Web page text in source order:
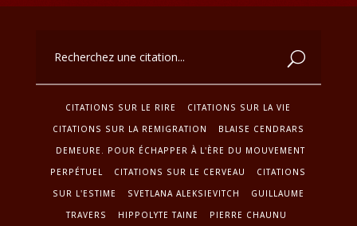
CITATIONS SUR LE RIRE
CITATIONS SUR LA VIE
CITATIONS SUR LA REMIGRATION
BLAISE CENDRARS
DEMEURE. POUR ÉCHAPPER À L'ÈRE DU MOUVEMENT
PERPÉTUEL
CITATIONS SUR LE CERVEAU
CITATIONS
SUR L'ESTIME
SVETLANA ALEKSIEVITCH
GUILLAUME
TRAVERS
HIPPOLYTE TAINE
PIERRE CHAUNU